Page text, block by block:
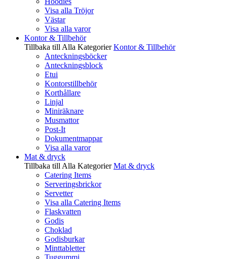
Visa alla Tröjor
Västar
Visa alla varor
Kontor & Tillbehör
Tillbaka till Alla Kategorier Kontor & Tillbehör
Anteckningsböcker
Anteckningsblock
Etui
Kontorstillbehör
Korthållare
Linjal
Miniräknare
Musmattor
Post-It
Dokumentmappar
Visa alla varor
Mat & dryck
Tillbaka till Alla Kategorier Mat & dryck
Catering Items
Serveringsbrickor
Servetter
Visa alla Catering Items
Flaskvatten
Godis
Choklad
Godisburkar
Minttabletter
Tuggummi